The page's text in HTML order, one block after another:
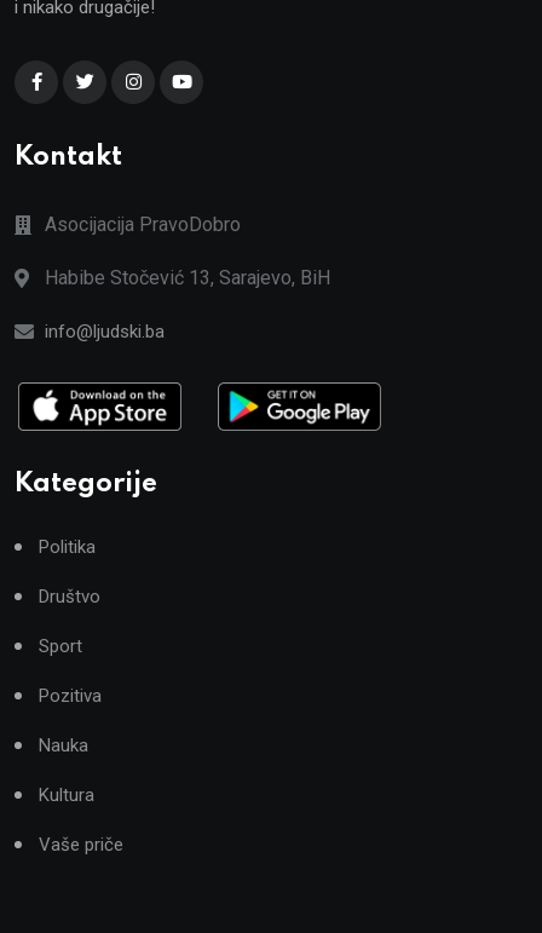
i nikako drugačije!
Kontakt
Asocijacija PravoDobro
Habibe Stočević 13, Sarajevo, BiH
info@ljudski.ba
Kategorije
Politika
Društvo
Sport
Pozitiva
Nauka
Kultura
Vaše priče